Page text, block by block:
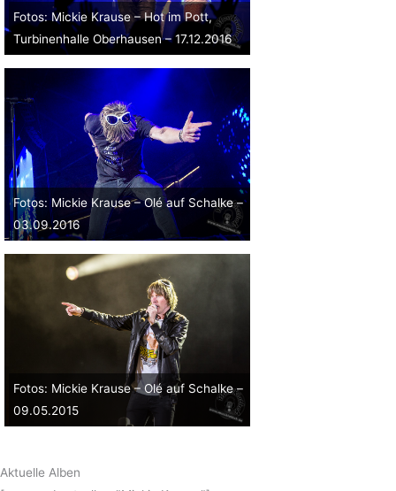
Fotos: Mickie Krause – Hot im Pott,
Turbinenhalle Oberhausen – 17.12.2016
Fotos: Mickie Krause – Olé auf Schalke –
03.09.2016
Fotos: Mickie Krause – Olé auf Schalke –
09.05.2015
Aktuelle Alben